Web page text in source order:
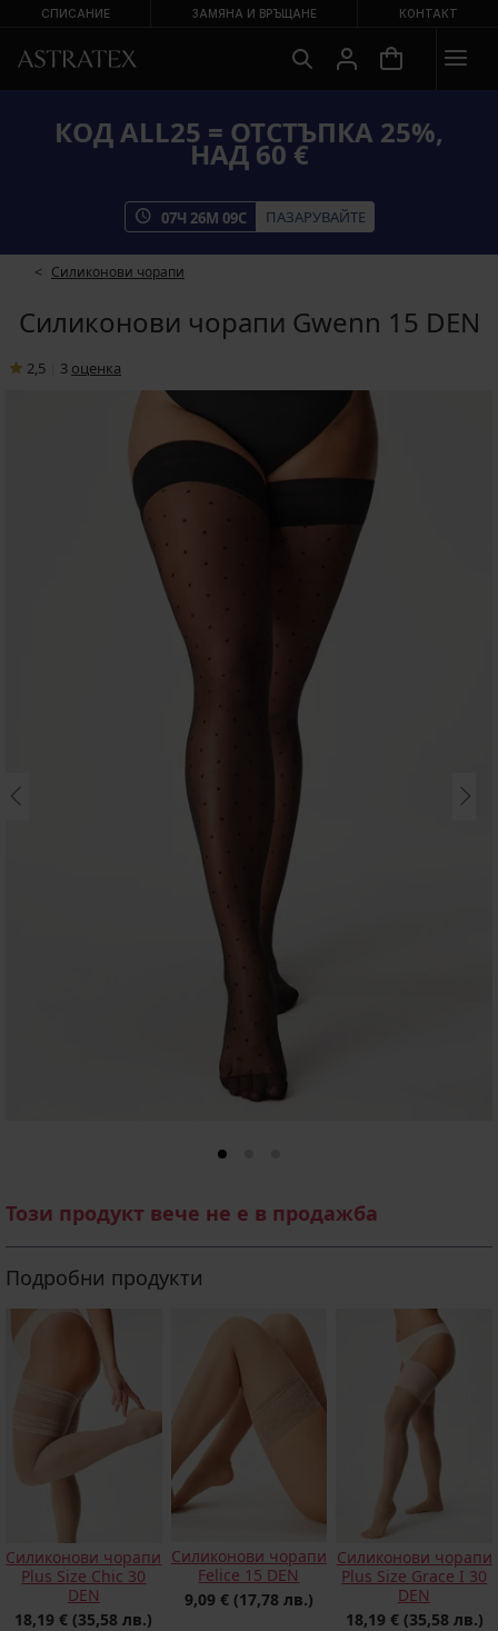
СПИСАНИЕ ЗАМЯНА И ВРЪЩАНЕ КОНТАКТ
КОД ALL25 = ОТСТЪПКА 25%,
НАД 60 €
07Ч 26М 09С ПАЗАРУВАЙТЕ
Силиконови чорапи
Силиконови чорапи Gwenn 15 DEN
2,5 3 oценка
Този продукт вече не е в продажба
Подробни продукти
Силиконови чорапи
Plus Size Chic 30
DEN
18,19 € (35,58 лв.)
Силиконови чорапи
Felice 15 DEN
9,09 € (17,78 лв.)
Силиконови чорапи
Plus Size Grace I 30
DEN
18,19 € (35,58 лв.)